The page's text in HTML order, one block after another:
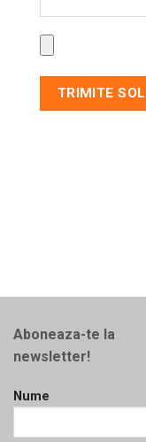
Aboneaza-te la
newsletter!
Nume